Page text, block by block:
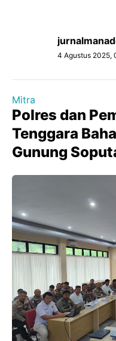
4 Agustus 2025,
Mitra
Polres dan
Tenggara
Gunung